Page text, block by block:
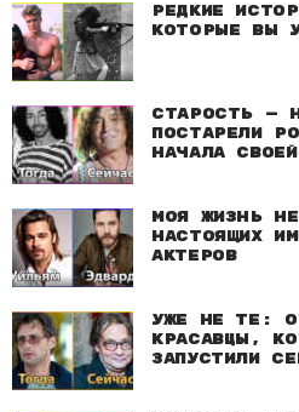
Редкие
которые вы
Старость —
постарели
начала
Моя жизнь
настоящих
актеров
Уже не те:
красавцы,
запустили